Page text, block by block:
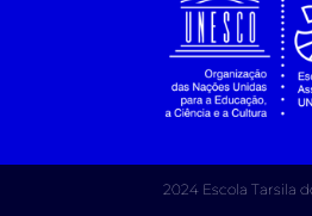
2024 Escola Tarsila